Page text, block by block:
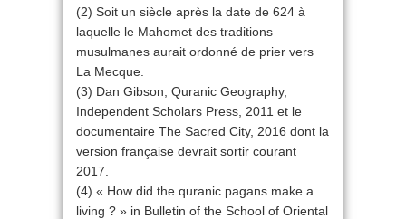
(2) Soit un siècle après la date de 624 à
laquelle le Mahomet des traditions
musulmanes aurait ordonné de prier vers
La Mecque.
(3) Dan Gibson, Quranic Geography,
Independent Scholars Press, 2011 et le
documentaire The Sacred City, 2016 dont la
version française devrait sortir courant
2017.
(4) « How did the quranic pagans make a
living ? » in Bulletin of the School of Oriental